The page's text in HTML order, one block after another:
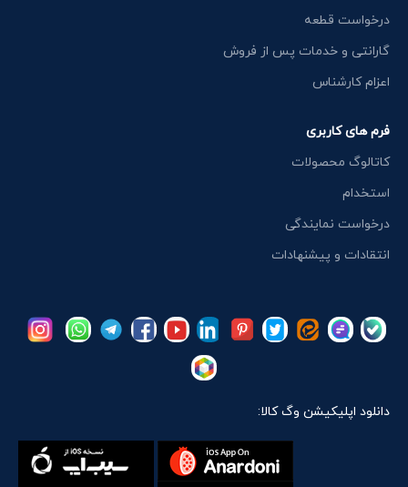
درخواست قطعه
گارانتی و خدمات پس از فروش
اعزام کارشناس
فرم های کاربری
کاتالوگ محصولات
استخدام
درخواست نمایندگی
انتقادات و پیشنهادات
دانلود اپلیکیشن وگ کالا: